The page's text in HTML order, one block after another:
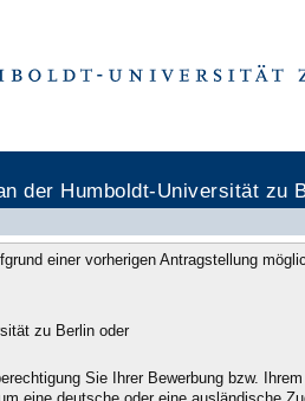
der Humboldt-Universität zu
einer vorherigen Antragstellung
zu Berlin oder
Sie Ihrer Bewerbung bzw.